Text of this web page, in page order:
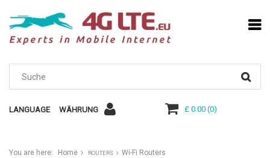
LANGUAGE WÄHRUNG £ 0.00(0)
You are here: Home ROUTERS Wi-Fi Routers